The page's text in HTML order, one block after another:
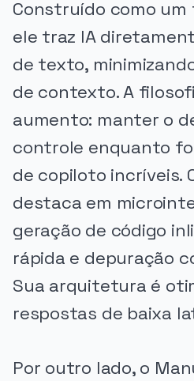
Construído como um
ele traz IA
de texto,
de contexto. A
aumento: manter o
controle enquanto
de copiloto incríveis.
destaca em
geração de código
rápida e depuração
Sua arquitetura é
respostas de baixa
Por outro lado, o